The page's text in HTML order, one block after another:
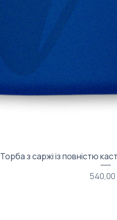
Швидкий
Торба з саржі із повністю
Ціна
540,00